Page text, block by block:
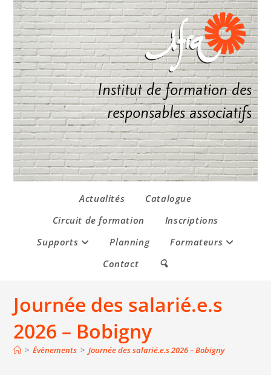
Institut de formation des
responsables associatifs
Actualités
Catalogue
Circuit de formation
Inscriptions
Supports
Planning
Formateurs
Contact
🔍
Journée des salarié.e.s
2026 – Bobigny
> Évènements > Journée des salarié.e.s 2026 – Bobigny